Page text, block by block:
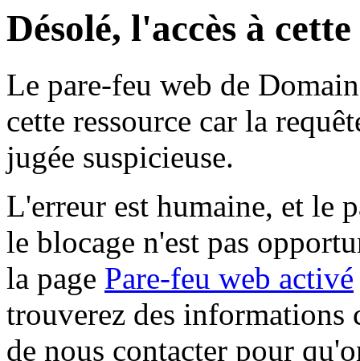
Désolé, l'accès à
Le pare-feu web de
cette ressource car la
jugée suspicieuse.
L'erreur est humaine, et le
le blocage n'est pas
la page Pare-feu web activé
trouverez des informations
de nous contacter pour